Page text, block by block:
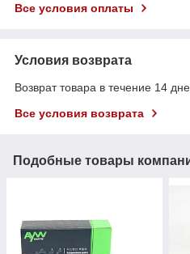
Все условия оплаты
Условия возврата
Возврат товара в течение 14
Все условия возврата
Подобные товары